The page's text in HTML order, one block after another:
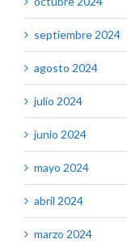
septiembre 2024
agosto 2024
julio 2024
junio 2024
mayo 2024
abril 2024
marzo 2024